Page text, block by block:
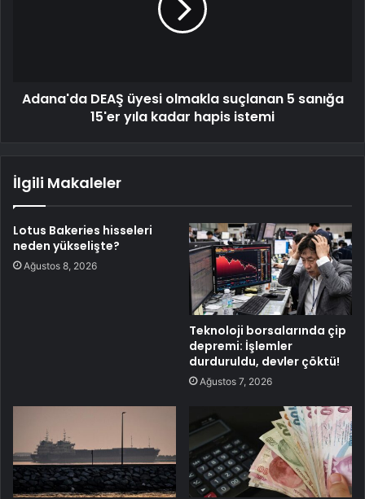
Adana'da DEAŞ üyesi olmakla suçlanan 5 sanığa
15'er yıla kadar hapis istemi
İlgili Makaleler
Lotus Bakeries hisseleri
neden yükselişte?
Ağustos 8, 2026
Teknoloji borsalarında çip
depremi: İşlemler
durduruldu, devler çöktü!
Ağustos 7, 2026